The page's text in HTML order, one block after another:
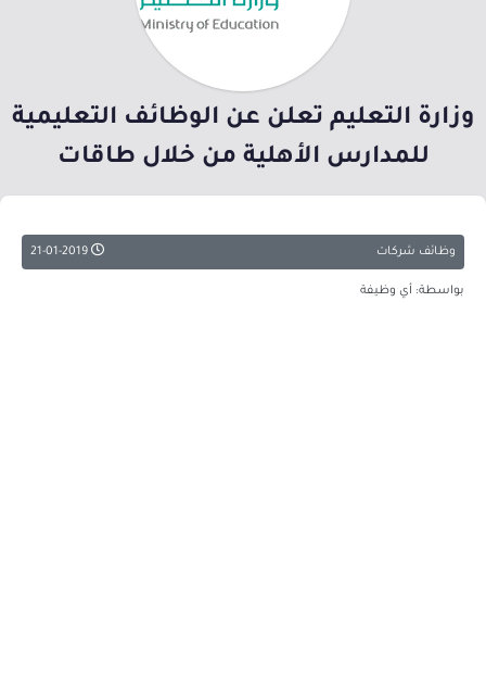
وزارة التعليم تعلن عن الوظائف التعليمية
للمدارس الأهلية من خلال طاقات
وظائف شركات
بواسطة: أي وظيفة